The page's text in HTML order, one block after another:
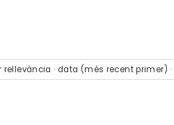
23ºC
rellevància · data (més recent primer) ·